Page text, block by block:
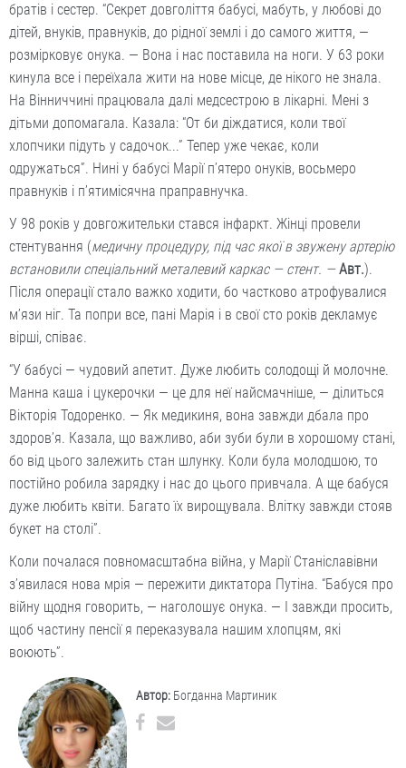
братів і сестер. “Секрет довголіття бабусі, мабуть, у любові до
дітей, внуків, правнуків, до рідної землі і до самого життя, —
розмірковує онука. — Вона і нас поставила на ноги. У 63 роки
кинула все і переїхала жити на нове місце, де нікого не знала.
На Вінниччині працювала далі медсестрою в лікарні. Мені з
дітьми допомагала. Казала: “От би діждатися, коли твої
хлопчики підуть у садочок...” Тепер уже чекає, коли
одружаться”. Нині у бабусі Марії п’ятеро онуків, восьмеро
правнуків і п’ятимісячна праправнучка.
У 98 років у довгожительки стався інфаркт. Жінці провели
стентування (медичну процедуру, під час якої в звужену артерію
встановили спеціальний металевий каркас — стент. — Авт.).
Після операції стало важко ходити, бо частково атрофувалися
м’язи ніг. Та попри все, пані Марія і в свої сто років декламує
вірші, співає.
“У бабусі — чудовий апетит. Дуже любить солодощі й молочне.
Манна каша і цукерочки — це для неї найсмачніше, — ділиться
Вікторія Тодоренко. — Як медикиня, вона завжди дбала про
здоров’я. Казала, що важливо, аби зуби були в хорошому стані,
бо від цього залежить стан шлунку. Коли була молодшою, то
постійно робила зарядку і нас до цього привчала. А ще бабуся
дуже любить квіти. Багато їх вирощувала. Влітку завжди стояв
букет на столі”.
Коли почалася повномасштабна війна, у Марії Станіславівни
з’явилася нова мрія — пережити диктатора Путіна. “Бабуся про
війну щодня говорить, — наголошує онука. — І завжди просить,
щоб частину пенсії я переказувала нашим хлопцям, які
воюють”.
Автор: Богданна Мартиник